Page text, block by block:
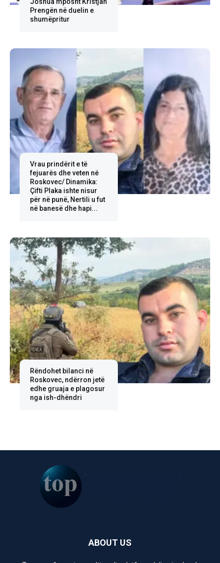
Prengën në duelin e
shumëpritur
Vrau prindërit e të
fejuarës dhe veten në
Roskovec/ Dinamika:
Çifti Plaka ishte nisur
për në punë, Nertili u fut
në banesë dhe hapi...
Rëndohet bilanci në
Roskovec, ndërron jetë
edhe gruaja e plagosur
nga ish-dhëndri
ABOUT US